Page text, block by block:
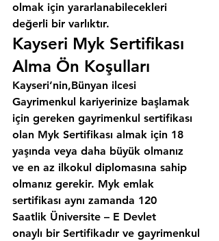
olmak için yararlanabilecekleri
değerli bir varlıktır.
Kayseri Myk Sertifikası
Alma Ön Koşulları
Kayseri’nin,Bünyan ilcesi
Gayrimenkul kariyerinize başlamak
için gereken gayrimenkul sertifikası
olan Myk Sertifikası almak için 18
yaşında veya daha büyük olmanız
ve en az ilkokul diplomasına sahip
olmanız gerekir. Myk emlak
sertifikası aynı zamanda 120
Saatlik Üniversite – E Devlet
onaylı bir Sertifikadır ve gayrimenkul